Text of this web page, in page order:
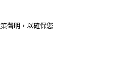
聲明，以確保您